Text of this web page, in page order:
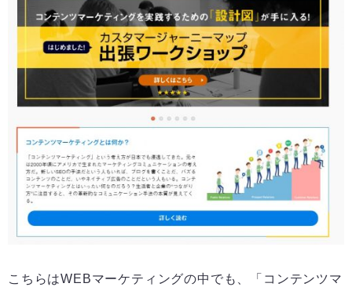
こちらはWEBマーケティングの中でも、「コンテンツマ